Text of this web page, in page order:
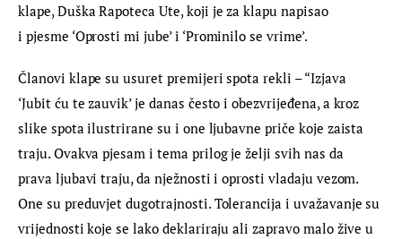
klape, Duška Rapoteca Ute, koji je za klapu napisao
i pjesme ‘Oprosti mi jube’ i ‘Prominilo se vrime’.
Članovi klape su usuret premijeri spota rekli – “Izjava
‘Jubit ću te zauvik’ je danas često i obezvrijeđena, a kroz
slike spota ilustrirane su i one ljubavne priče koje zaista
traju. Ovakva pjesam i tema prilog je želji svih nas da
prava ljubavi traju, da nježnosti i oprosti vladaju vezom.
One su preduvjet dugotrajnosti. Tolerancija i uvažavanje su
vrijednosti koje se lako deklariraju ali zapravo malo žive u